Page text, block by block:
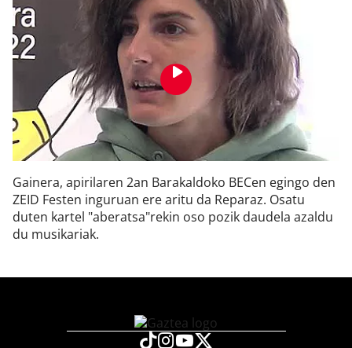
Gainera, apirilaren 2an Barakaldoko BECen egingo den
ZEID Festen inguruan ere aritu da Reparaz. Osatu
duten kartel "aberatsa"rekin oso pozik daudela azaldu
du musikariak.